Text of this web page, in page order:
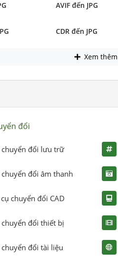
AVIF đến JPG
CDR đến JPG
Xem thêm
đổi
đổi lưu trữ
đổi âm thanh
chuyển đổi CAD
đổi thiết bị
đổi tài liệu